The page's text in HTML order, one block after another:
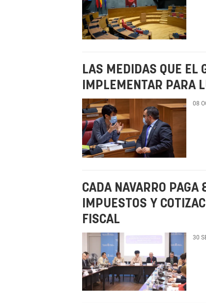
LAS MEDIDAS QUE EL
IMPLEMENTAR PARA
08
CADA NAVARRO PAGA
IMPUESTOS Y
FISCAL
30